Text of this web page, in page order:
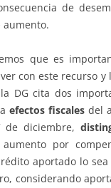
de
aumento.
que es
con este recurso y
DG cita dos
aefectos fiscales del
de diciembre,
por
aportado lo
considerando